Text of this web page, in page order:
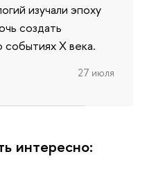
изучали эпоху
создать
X века.
27 июля
интересно: